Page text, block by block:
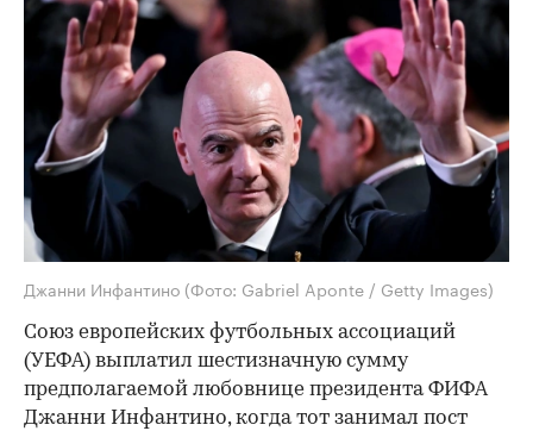
Джанни Инфантино (Фото: Gabriel Aponte / Getty Images)
Союз европейских футбольных ассоциаций
(УЕФА) выплатил шестизначную сумму
предполагаемой любовнице президента ФИФА
Джанни Инфантино, когда тот занимал пост